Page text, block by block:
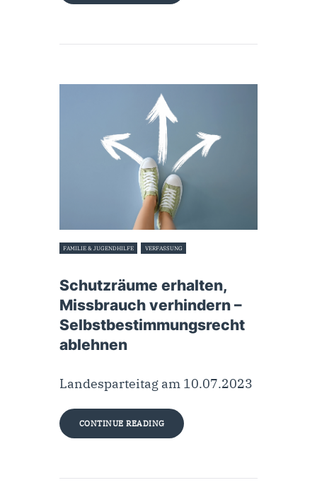
FAMILIE & JUGENDHILFE VERFASSUNG
Schutzräume erhalten,
Missbrauch verhindern –
Selbstbestimmungsrecht
ablehnen
Landesparteitag am 10.07.2023
CONTINUE READING